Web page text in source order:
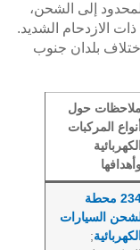
إلى الشحن،
الازدحام الشديد.
بلدان جنوب
ملاحظات حول
أنواع المركبات
الكهربائية
234 محطة
السيارات
الكهربائية;